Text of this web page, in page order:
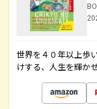
世界を４０年以上歩
けする、人生を輝か